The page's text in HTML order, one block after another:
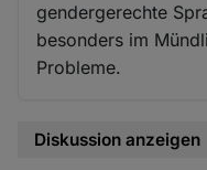
gendergerechte
besonders im
Probleme.
Diskussion anzeigen